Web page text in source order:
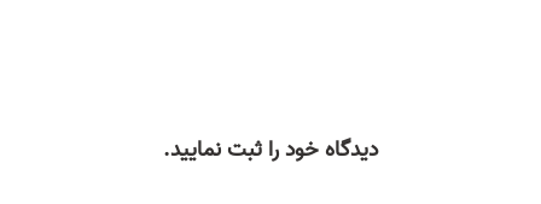
دیدگاه خود را ثبت نمایید.